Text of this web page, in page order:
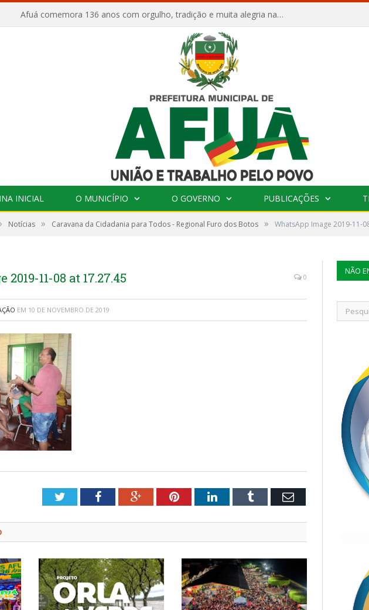
Afuá comemora 136 anos com orgulho, tradição e muita alegria na Quadra Dr. Nelson Salomão
INICIAL O MUNICÍPIO O GOVERNO PUBLICAÇÕES
Notícias » Caravana da Cidadania para Todos - Regional Furo dos Botos » WhatsApp Image 2019-11-
11-08 at 17.27.45 0
EM 10 DE NOVEMBRO DE 2019
TwitterFacebookGoogle+PinterestLinkedInTumblr Email
NÃO